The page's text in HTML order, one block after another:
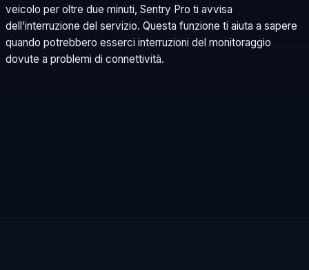
veicolo per oltre due minuti, Sentry Pro ti avvisa
dell’interruzione del servizio. Questa funzione ti aiuta a sapere
quando potrebbero esserci interruzioni del monitoraggio
dovute a problemi di connettività.